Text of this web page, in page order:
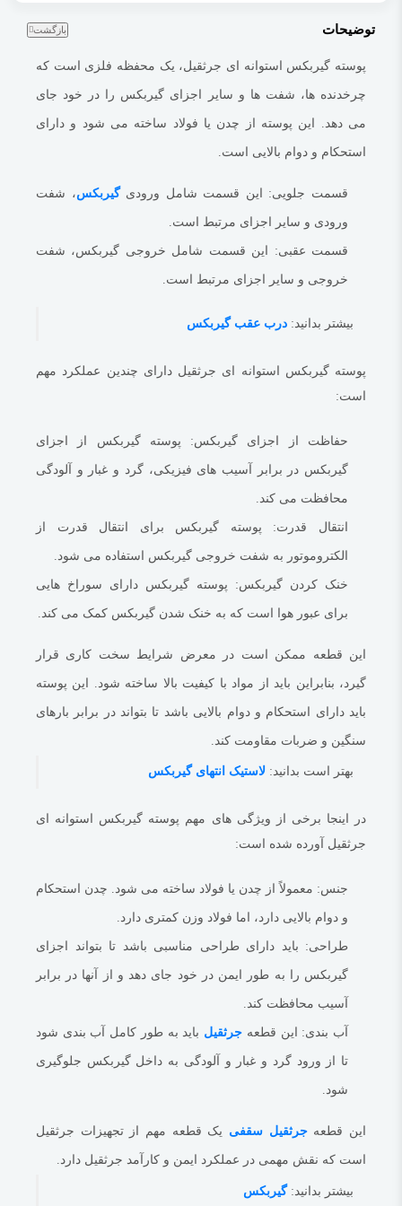
بهتر است بدانید:
است:
جنس: معمولاً از چدن یا فولاد ساخته می شود. چدن استحکام و دوام بالایی دارد،
اما فولاد وزن کمتری دارد.
طراحی:باید دارای طراحی مناسبی باشد تا بتواند اجزای گیربکس را به طور ایمن
بیشتر بدانید:گیربکس
‫0/5 ‫(0 نظر)
توضیحات بازگشت
پوسته گیربکس استوانه ای جرثقیل، یک محفظه فلزی است که
چرخدنده ها، شفت ها و سایر اجزای گیربکس را در خود جای
می دهد. این پوسته از چدن یا فولاد ساخته می شود و دارای
استحکام و دوام بالایی است.
قسمت جلویی: این قسمت شامل ورودیگیربکس، شفت
ورودی و سایر اجزای مرتبط است.
قسمت عقبی: این قسمت شامل خروجی گیربکس، شفت
خروجی و سایر اجزای مرتبط است.
بیشتر بدانید: درب عقب گیربکس
پوسته گیربکس استوانه ای جرثقیل دارای چندین عملکرد مهم
است:
حفاظت از اجزای گیربکس: پوسته گیربکس از اجزای
گیربکس در برابر آسیب های فیزیکی، گرد و غبار و آلودگی
محافظت می کند.
انتقال قدرت: پوسته گیربکس برای انتقال قدرت از
الکتروموتور به شفت خروجی گیربکس استفاده می شود.
خنک کردن گیربکس: پوسته گیربکس دارای سوراخ هایی
برای عبور هوا است که به خنک شدن گیربکس کمک می کند.
این قطعه ممکن است در معرض شرایط سخت کاری قرار
گیرد، بنابراین باید از مواد با کیفیت بالا ساخته شود. این پوسته
باید دارای استحکام و دوام بالایی باشد تا بتواند در برابر بارهای
سنگین و ضربات مقاومت کند.
بهتر است بدانید: لاستیک انتهای گیربکس
در اینجا برخی از ویژگی های مهم پوسته گیربکس استوانه ای
جرثقیل آورده شده است:
جنس: معمولاً از چدن یا فولاد ساخته می شود. چدن استحکام
و دوام بالایی دارد، اما فولاد وزن کمتری دارد.
طراحی: باید دارای طراحی مناسبی باشد تا بتواند اجزای
گیربکس را به طور ایمن در خود جای دهد و از آنها در برابر
آسیب محافظت کند.
آب بندی: این قطعه جرثقیل باید به طور کامل آب بندی شود
تا از ورود گرد و غبار و آلودگی به داخل گیربکس جلوگیری
شود.
این قطعهجرثقیل سقفی یک قطعه مهم از تجهیزات جرثقیل
است که نقش مهمی در عملکرد ایمن و کارآمد جرثقیل دارد.
بیشتر بدانید:گیربکس